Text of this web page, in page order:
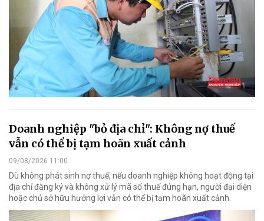
Doanh nghiệp "bỏ địa chỉ": Không nợ thuế
vẫn có thể bị tạm hoãn xuất cảnh
09/08/2026 11:00
Dù không phát sinh nợ thuế, nếu doanh nghiệp không hoạt động tại
địa chỉ đăng ký và không xử lý mã số thuế đúng hạn, người đại diện
hoặc chủ sở hữu hưởng lợi vẫn có thể bị tạm hoãn xuất cảnh.